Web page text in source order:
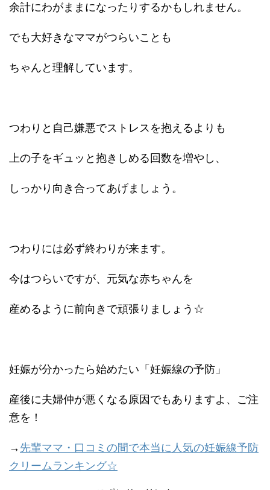
余計にわがままになったりするかもしれません。
でも大好きなママがつらいことも
ちゃんと理解しています。
つわりと自己嫌悪でストレスを抱えるよりも
上の子をギュッと抱きしめる回数を増やし、
しっかり向き合ってあげましょう。
つわりには必ず終わりが来ます。
今はつらいですが、元気な赤ちゃんを
産めるように前向きで頑張りましょう☆
妊娠が分かったら始めたい「妊娠線の予防」
産後に夫婦仲が悪くなる原因でもありますよ、ご注
意を！
→ 先輩ママ・口コミの間で本当に人気の妊娠線予防
クリームランキング☆